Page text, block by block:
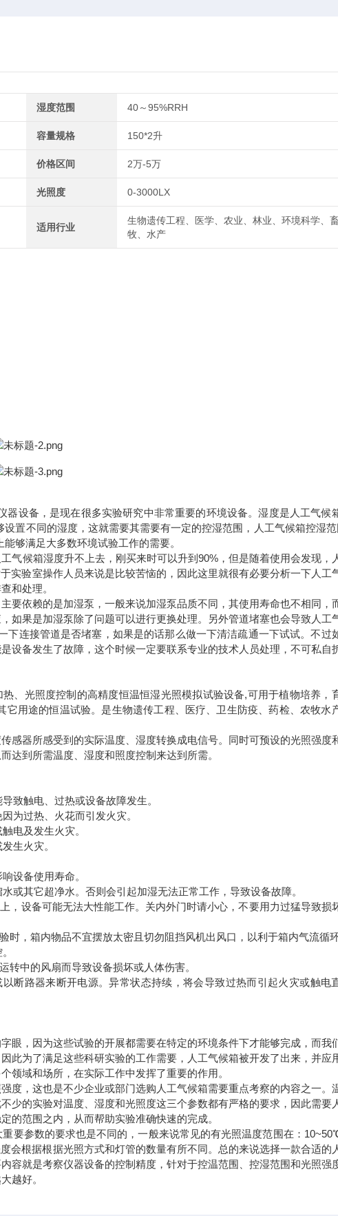
湿度范围 40～95%RRH
容量规格 150*2升
价格区间 2万-5万
光照度 0-3000LX
适用行业
生物遗传工程、医学、农业、林业、环境科学、
牧、水产
设备，是现在很多实验研究中非常重要的环境设备。湿度是人工气候
置不同的湿度，这就需要其需要有一定的控湿范围，人工气候箱控湿
够满足大多数环境试验工作的需要。
气候箱湿度升不上去，刚买来时可以升到90%，但是随着使用会发现，
实验室操作人员来说是比较苦恼的，因此这里就很有必要分析一下人工
和处理。
要依赖的是加湿泵，一般来说加湿泵品质不同，其使用寿命也不相同，
如果是加湿泵除了问题可以进行更换处理。另外管道堵塞也会导致人工
连接管道是否堵塞，如果是的话那么做一下清洁疏通一下试试。不过
设备发生了故障，这个时候一定要联系专业的技术人员处理，不可私自
热、光照度控制的高精度恒温恒湿光照模拟试验设备,可用于植物培养，
用途的恒温试验。是生物遗传工程、医疗、卫生防疫、药检、农牧水
感器所感受到的实际温度、湿度转换成电信号。同时可预设的光照强度
达到所需温度、湿度和照度控制来达到所需。
致触电、过热或设备故障发生。
为过热、火花而引发火灾。
电及发生火灾。
生火灾。
设备使用寿命。
或其它超净水。否则会引起加湿无法正常工作，导致设备故障。
，设备可能无法大性能工作。关内外门时请小心，不要用力过猛导致损
时，箱内物品不宜摆放太密且切勿阻挡风机出风口，以利于箱内气流循
转中的风扇而导致设备损坏或人体伤害。
断路器来断开电源。异常状态持续，将会导致过热而引起火灾或触电
眼，因为这些试验的开展都需要在特定的环境条件下才能够完成，而我
此为了满足这些科研实验的工作需要，人工气候箱被开发了出来，并应
领域和场所，在实际工作中发挥了重要的作用。
度，这也是不少企业或部门选购人工气候箱需要重点考察的内容之一。
少的实验对温度、湿度和光照度这三个参数都有严格的要求，因此需要
的范围之内，从而帮助实验准确快速的完成。
要参数的要求也是不同的，一般来说常见的有光照温度范围在：
会根据根据光照方式和灯管的数量有所不同。总的来说选择一款合适的
容就是考察仪器设备的控制精度，针对于控温范围、控湿范围和光照强
越好。